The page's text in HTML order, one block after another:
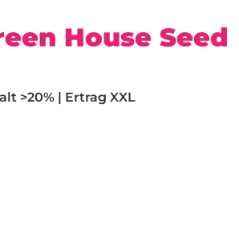
House Seed
>20% | Ertrag XXL